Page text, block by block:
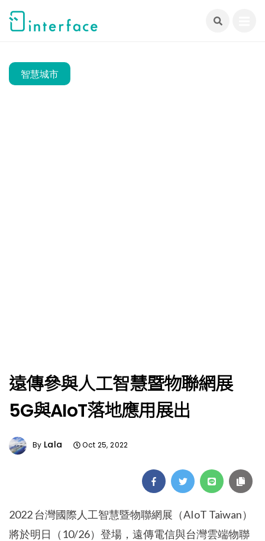
智慧城市
遠傳參與人工智慧暨物聯網展
5G與AIoT落地應用展出
By Lala Oct 25, 2022
2022 台灣國際人工智慧暨物聯網展（AIoT Taiwan）
將於明日（10/26）登場，遠傳電信與台灣雲端物聯